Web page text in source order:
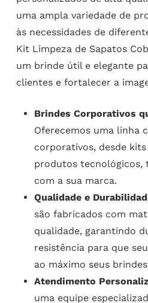
uma ampla variedade de
às necessidades de
Kit Limpeza de Sapatos
um brinde útil e elegante
clientes e fortalecer a
Brindes Corporativos
Oferecemos uma linha
corporativos, desde
produtos tecnológicos,
com a sua marca.
Qualidade e
são fabricados com
qualidade, garantindo
resistência para que
ao máximo seus
Atendimento
uma equipe